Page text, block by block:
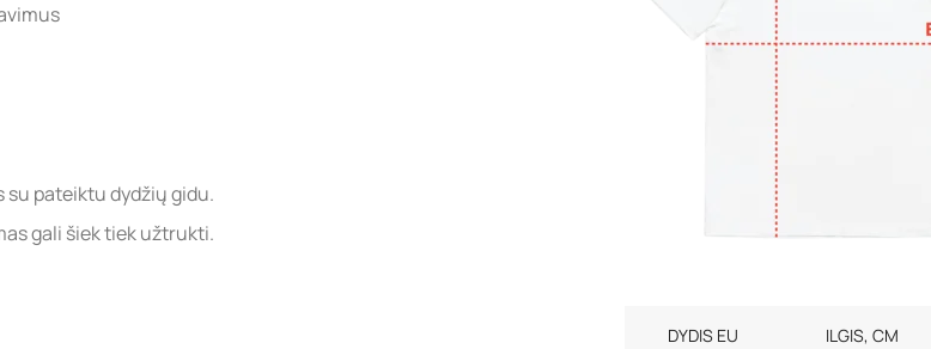
pateiktu dydžių gidu.
gali šiek tiek užtrukti.
DYDIS EU ILGIS, CM